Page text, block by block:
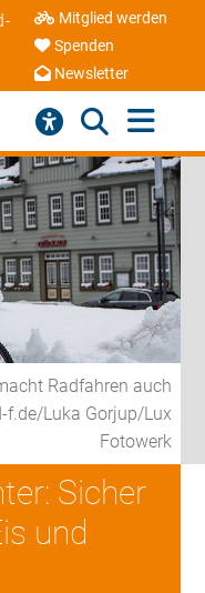
Mitglied werden
Spenden
Newsletter
Radfahren auch
f.de/Luka Gorjup/Lux
Fotowerk
Sicher
und